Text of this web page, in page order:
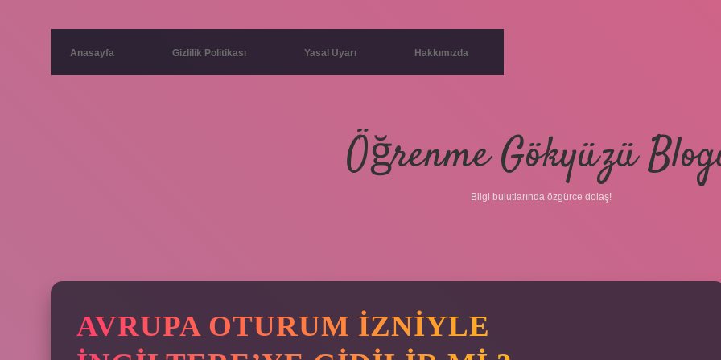
Anasayfa Gizlilik Politikası Yasal Uyarı Hakkımızda
Öğrenme Gökyüzü
Bilgi bulutlarında özgürce dolaş!
AVRUPA OTURUM IZNIYLE